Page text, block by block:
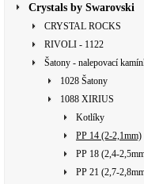
Crystals by Swarovski
CRYSTAL ROCKS
RIVOLI - 1122
Šatony - nalepovací
1028 Šatony
1088 XIRIUS
Kotlíky
PP 14 (2-2,1mm)
PP 18 (2,4-
PP 21 (2,7-